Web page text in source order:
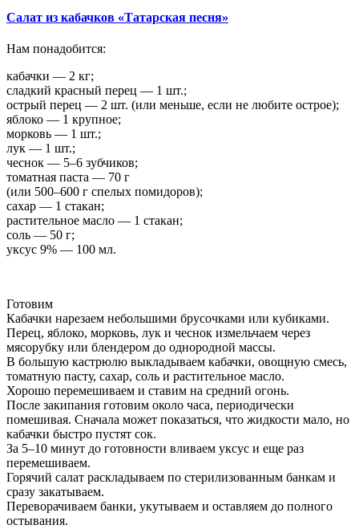
Салат из кабачков «Татарская песня»
Нам понадобится:
кабачки — 2 кг;
сладкий красный перец — 1 шт.;
острый перец — 2 шт. (или меньше, если не любите острое);
яблоко — 1 крупное;
морковь — 1 шт.;
лук — 1 шт.;
чеснок — 5–6 зубчиков;
томатная паста — 70 г
(или 500–600 г спелых помидоров);
сахар — 1 стакан;
растительное масло — 1 стакан;
соль — 50 г;
уксус 9% — 100 мл.
Готовим
Кабачки нарезаем небольшими брусочками или кубиками.
Перец, яблоко, морковь, лук и чеснок измельчаем через
мясорубку или блендером до однородной массы.
В большую кастрюлю выкладываем кабачки, овощную смесь,
томатную пасту, сахар, соль и растительное масло.
Хорошо перемешиваем и ставим на средний огонь.
После закипания готовим около часа, периодически
помешивая. Сначала может показаться, что жидкости мало, но
кабачки быстро пустят сок.
За 5–10 минут до готовности вливаем уксус и еще раз
перемешиваем.
Горячий салат раскладываем по стерилизованным банкам и
сразу закатываем.
Переворачиваем банки, укутываем и оставляем до полного
остывания.